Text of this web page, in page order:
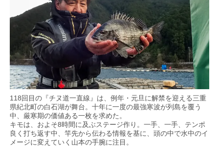
118回目の『チヌ道一直線』は、例年・元旦に解禁を迎える三重
県紀北町の白石湖が舞台。十年に一度の最強寒波が列島を覆う
中、厳寒期の価値ある一枚を求めた。
キモは、およそ8時間に及ぶステージ作り。一手、一手、テンポ
良く打ち返す中、竿先から伝わる情報を基に、頭の中で水中のイ
メージに変えていく山本の手腕に注目。